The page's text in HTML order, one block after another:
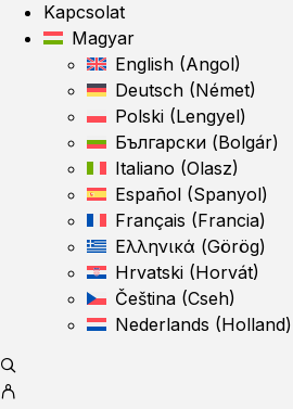
Kapcsolat
Magyar
English (Angol)
Deutsch (Német)
Polski (Lengyel)
Български (Bolgár)
Italiano (Olasz)
Español (Spanyol)
Français (Francia)
Ελληνικά (Görög)
Hrvatski (Horvát)
Čeština (Cseh)
Nederlands (Holland)